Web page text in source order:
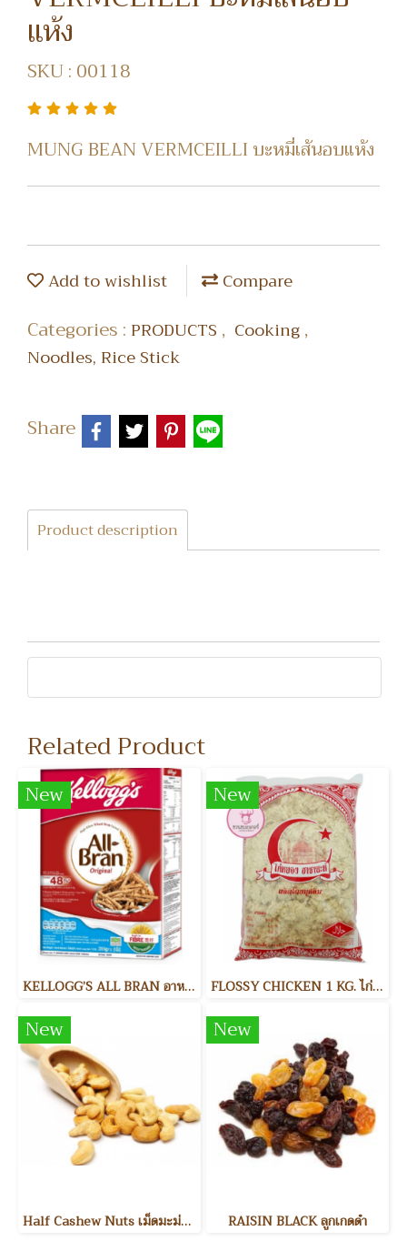
แห้ง
SKU : 00118
MUNG BEAN VERMCEILLI บะหมี่เส้นอบแห้ง
Add to wishlist Compare
Categories :PRODUCTS , Cooking,
Noodles, Rice Stick
Share
Product description
Related Product
New
KELLOGG’S ALL BRAN อาหารเช้า
New
FLOSSY CHICKEN 1 KG. ไก่หยอง
New
Half Cashew Nuts เม็ดมะม่วงหิมพานต์แบ่งครึ่ง
New
RAISIN BLACK ลูกเกดดำ